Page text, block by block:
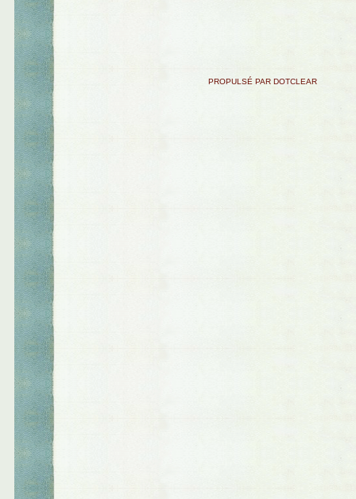
PROPULSÉ PAR DOTCLEAR